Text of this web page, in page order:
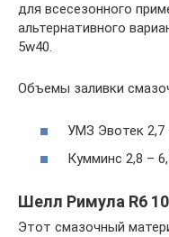
для всесезонного
альтернативного
5w40.
Объемы заливки
УМЗ Эвотек 2,7
Кумминс 2,8 –
Шелл Римула R6
Этот смазочный